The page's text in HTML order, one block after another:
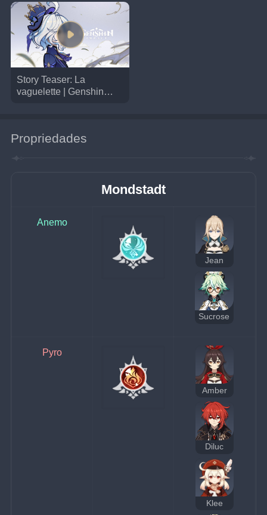
Story Teaser: La
vaguelette | Genshin
Propriedades
Mondstadt
Anemo
Jean
Sucrose
Pyro
Amber
Diluc
Klee